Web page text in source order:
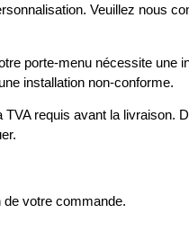
Veuillez nous
porte-menu nécessite une
installation non-conforme.
requis avant la livraison.
votre commande.